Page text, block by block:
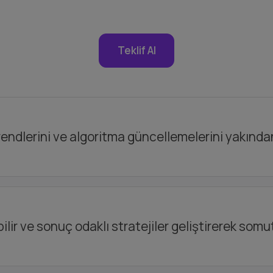
Teklif Al
ve algoritma güncellemelerini
ve sonuç odaklı stratejiler geliştirerek